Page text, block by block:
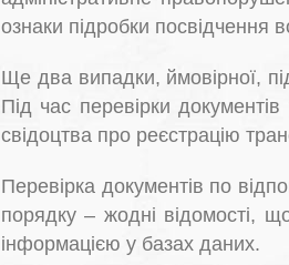
ознаки підробки посвідчення
Ще два випадки, ймовірної,
Під час перевірки
свідоцтва про реєстрацію
Перевірка документів по
порядку – жодні відомості,
інформацією у базах даних.